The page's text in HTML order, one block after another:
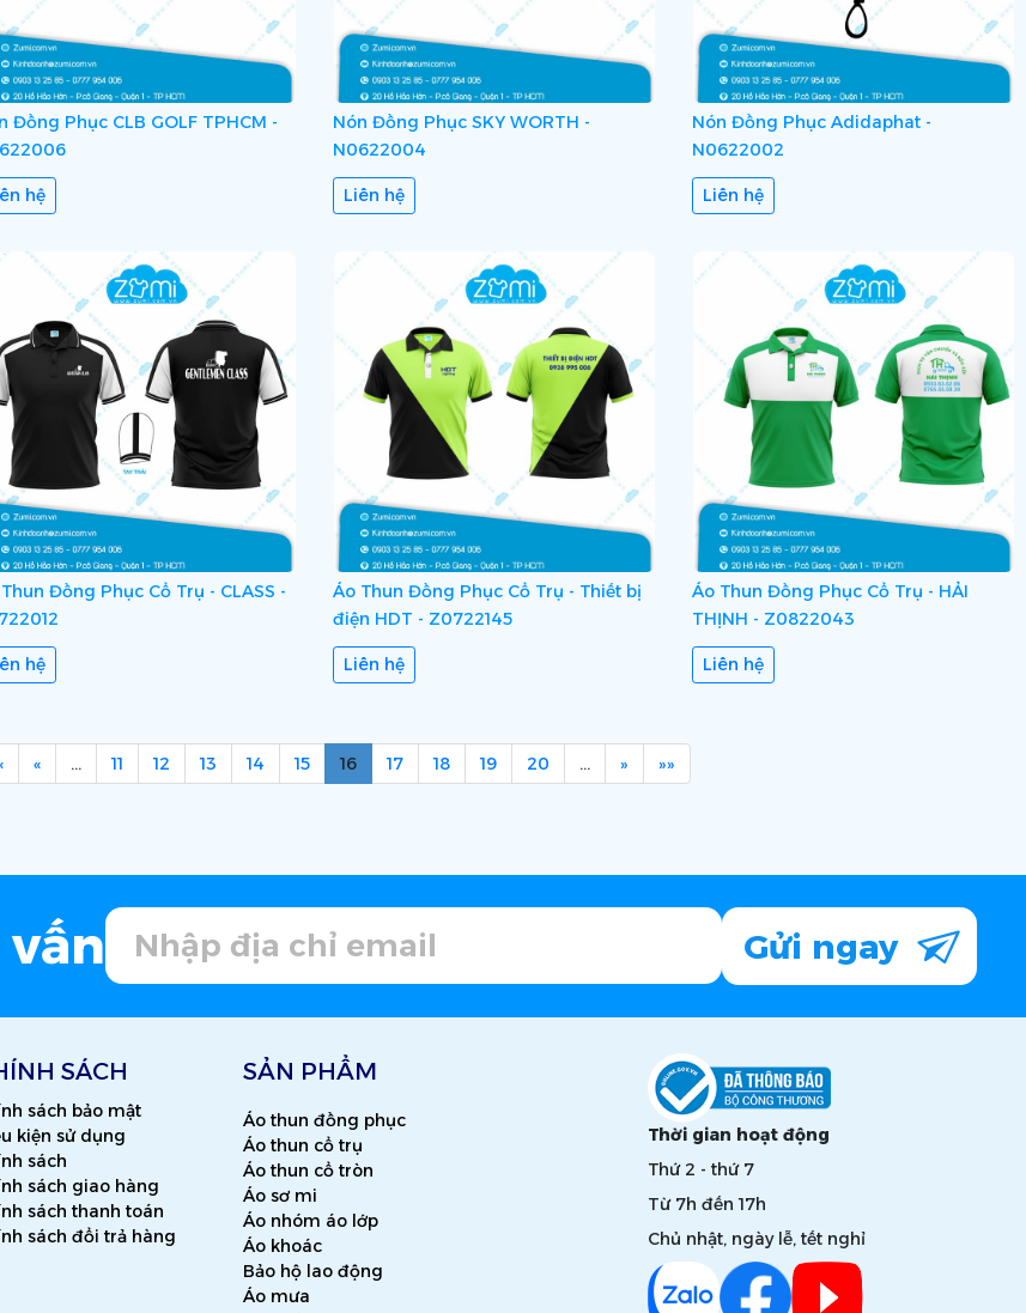
Đồng Phục CLB GOLF TPHCM -
hệ
Nón Đồng Phục SKY WORTH -
N0622004
Liên hệ
Nón Đồng Phục Adidaphat -
N0622002
Liên hệ
Đồng Phục Cổ Trụ - CLASS -
hệ
Áo Thun Đồng Phục Cổ Trụ - Thiết bị
điện HDT - Z0722145
Liên hệ
Áo Thun Đồng Phục Cổ Trụ - HẢI
THỊNH - Z0822043
Liên hệ
« … 11 12 13 14 15 16 17 18 19 20 … » »»
Gửi ngay
SÁCH
sách bảo mật
kiện sử dụng
sách
sách giao hàng
sách thanh toán
sách đổi trả hàng
SẢN PHẨM
Áo thun đồng phục
Áo thun cổ trụ
Áo thun cổ tròn
Áo sơ mi
Áo nhóm áo lớp
Áo khoác
Bảo hộ lao động
Áo mưa
Thời gian hoạt động
Thứ 2 - thứ 7
Từ 7h đến 17h
Chủ nhật, ngày lễ, tết nghỉ